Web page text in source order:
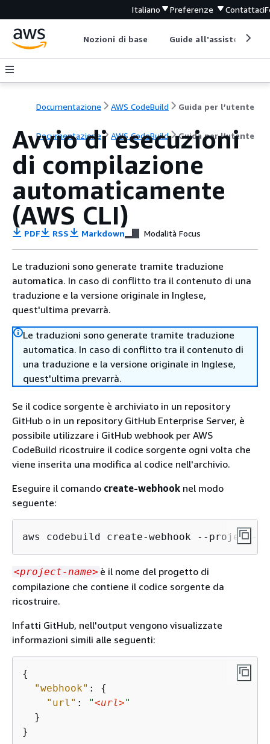
Italiano Preferenze Contattaci
Nozioni di base Guide all'assistenza
Documentazione AWS CodeBuild Guida per l’utente
Documentazione AWS CodeBuild Guida per l’utente
Avvio di esecuzioni
di compilazione
automaticamente
(AWS CLI)
PDF RSS Markdown Modalità Focus
Le traduzioni sono generate tramite traduzione
automatica. In caso di conflitto tra il contenuto di una
traduzione e la versione originale in Inglese,
quest'ultima prevarrà.
Le traduzioni sono generate tramite traduzione
automatica. In caso di conflitto tra il contenuto di
una traduzione e la versione originale in Inglese,
quest'ultima prevarrà.
Se il codice sorgente è archiviato in un repository
GitHub o in un repository GitHub Enterprise Server, è
possibile utilizzare i GitHub webhook per AWS
CodeBuild ricostruire il codice sorgente ogni volta che
viene inserita una modifica al codice nell'archivio.
Eseguire il comando create-webhook nel modo
seguente:
aws codebuild create-webhook --project-
<project-name> è il nome del progetto di
compilazione che contiene il codice sorgente da
ricostruire.
Infatti GitHub, nell'output vengono visualizzate
informazioni simili alle seguenti:
{
"webhook" : {
"url" : "<url>"
  }
}